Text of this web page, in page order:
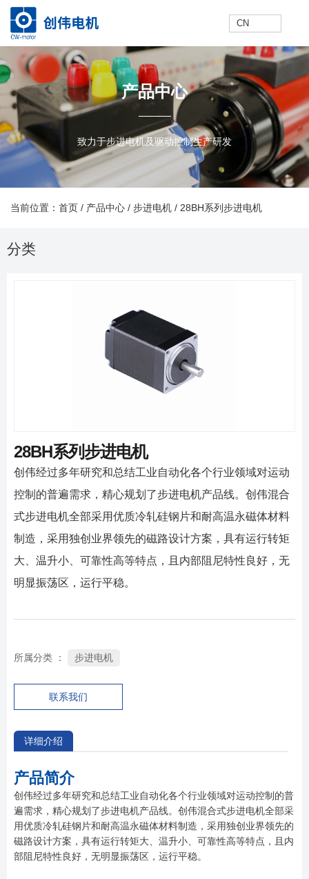
网
站
首
走
创
品
中
新
闻
中
技
术
联
系
E
N
网
站进品闻
技
术
联
系
E
N
CN
产品中心
致力于步进电机及驱动控制生产研发
当前位置：首页 / 产品中心 / 步进电机 / 28BH系列步进电机
分类
快速搜索
联系方式
手机:+8613401525021(曹经理)
邮箱:hechunhua@cwmotor.cn
地址:常州市戚墅堰中吴大道湖港桥西堍
28BH系列步进电机
创伟经过多年研究和总结工业自动化各个行业领域对运动
控制的普遍需求，精心规划了步进电机产品线。创伟混合
式步进电机全部采用优质冷轧硅钢片和耐高温永磁体材料
制造，采用独创业界领先的磁路设计方案，具有运行转矩
大、温升小、可靠性高等特点，且内部阻尼特性良好，无
明显振荡区，运行平稳。
所属分类 ： 步进电机
联系我们
详细介绍
产品简介
创伟经过多年研究和总结工业自动化各个行业领域对运动控制的普
遍需求，精心规划了步进电机产品线。创伟混合式步进电机全部采
用优质冷轧硅钢片和耐高温永磁体材料制造，采用独创业界领先的
磁路设计方案，具有运行转矩大、温升小、可靠性高等特点，且内
部阻尼特性良好，无明显振荡区，运行平稳。